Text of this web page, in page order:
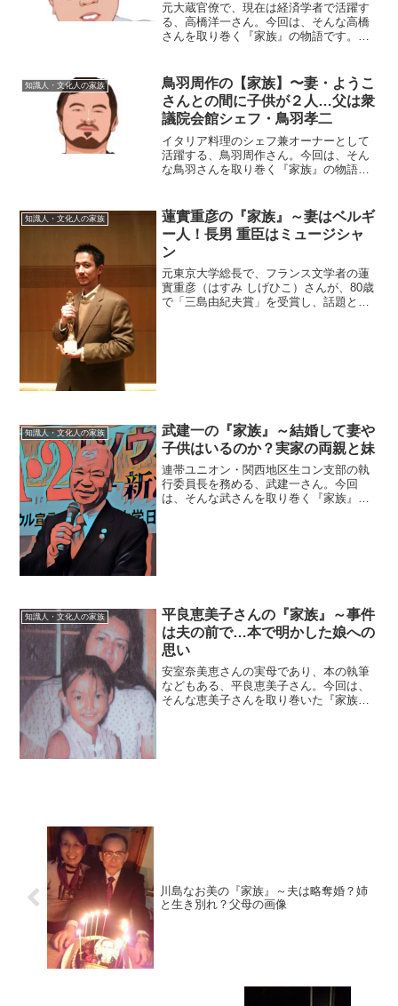
元大蔵官僚で、現在は経済学者で活躍す
る、高橋洋一さん。今回は、そんな高橋
さんを取り巻く『家族』の物語です。
島区出身大学：東京大学理学部、経済学
部家族構成：妻、娘...
知識人・文化人の家族
鳥羽周作の【家族】〜妻・ようこ
さんとの間に子供が２人…父は衆
議院会館シェフ・鳥羽孝二
イタリア料理のシェフ兼オーナーとして
活躍する、鳥羽周作さん。今回は、そん
な鳥羽さんを取り巻く『家族』の物語で
月5日身 長：不明血液型 ：不明家族
構成：【実 家】...
知識人・文化人の家族
蓮實重彦の『家族』～妻はベルギ
ー人！長男 重臣はミュージシャ
ン
元東京大学総長で、フランス文学者の蓮
實重彦（はすみ しげひこ）さんが、80歳
で「三島由紀夫賞」を受賞し、話題とな
知識人・文化人の家族
武建一の『家族』～結婚して妻や
子供はいるのか？実家の両親と妹
連帯ユニオン・関西地区生コン支部の執
行委員長を務める、武建一さん。今回
は、そんな武さんを取り巻く『家族』に
知識人・文化人の家族
平良恵美子さんの『家族』～事件
は夫の前で…本で明かした娘への
思い
安室奈美恵さんの実母であり、本の執筆
などもある、平良恵美子さん。今回は、
そんな恵美子さんを取り巻いた『家族』
川島なお美の『家族』～夫は略奪婚？姉
と生き別れ？父母の画像